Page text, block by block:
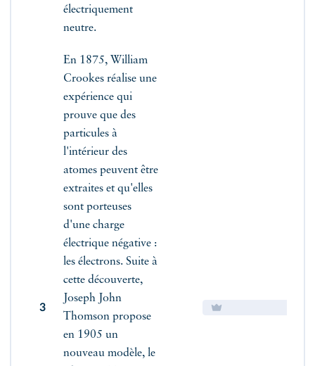
électriquement
neutre.
3
En 1875, William
Crookes réalise une
expérience qui
prouve que des
particules à
l'intérieur des
atomes peuvent être
extraites et qu'elles
sont porteuses
d'une charge
électrique négative :
les électrons. Suite à
cette découverte,
Joseph John
Thomson propose
en 1905 un
nouveau modèle, le